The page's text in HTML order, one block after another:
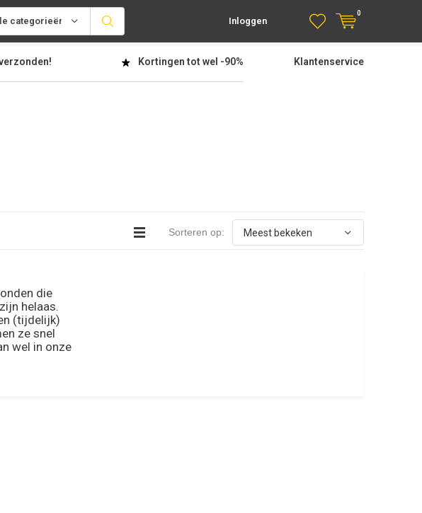
categorieën Inloggen
0
Kortingen tot wel -90% Klantenservice
Sorteren op:
die
helaas.
(tijdelijk)
ze snel
wel in onze